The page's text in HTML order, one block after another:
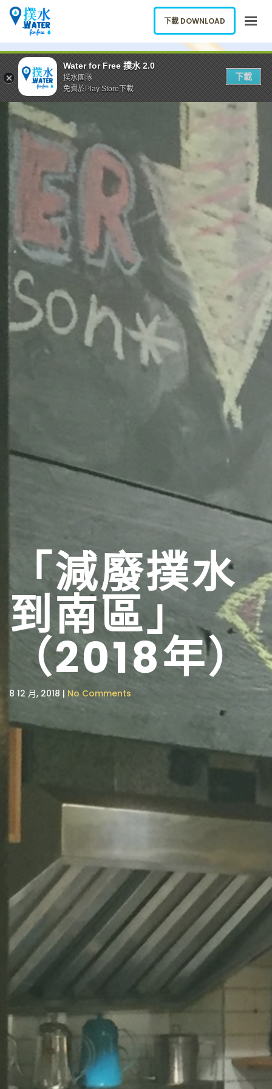
關於我們
下載應用
ENGLISH
下載 DOWNLOAD
「減廢撲水
到南區」
（2018年）
8 12 月, 2018 | No Comments
下載 DOWNLOAD
Water for Free 撲水 2.0
撲水團隊
免費於Play Store下載
下載